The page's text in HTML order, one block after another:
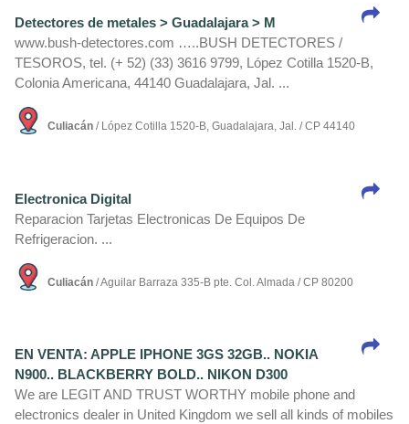
Detectores de metales > Guadalajara > M
www.bush-detectores.com …..BUSH DETECTORES /
TESOROS, tel. (+ 52) (33) 3616 9799, López Cotilla 1520-B,
Colonia Americana, 44140 Guadalajara, Jal. ...
Culiacán / López Cotilla 1520-B, Guadalajara, Jal. / CP 44140
Electronica Digital
Reparacion Tarjetas Electronicas De Equipos De
Refrigeracion. ...
Culiacán / Aguilar Barraza 335-B pte. Col. Almada / CP 80200
EN VENTA: APPLE IPHONE 3GS 32GB.. NOKIA
N900.. BLACKBERRY BOLD.. NIKON D300
We are LEGIT AND TRUST WORTHY mobile phone and
electronics dealer in United Kingdom we sell all kinds of mobiles